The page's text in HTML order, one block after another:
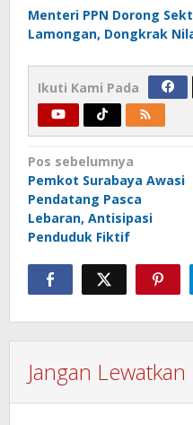
Menteri PPN Dorong
Lamongan, Dongkrak
Ikuti Kami Pada
Navigasi
pos
Pos sebelumnya
Pemkot Surabaya Awasi
Pendatang Pasca
Lebaran, Antisipasi
Penduduk Fiktif
Jangan Lewatkan